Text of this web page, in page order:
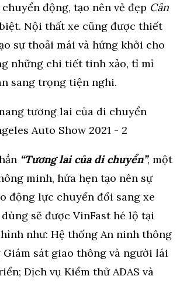
động, tạo nên vẻ đẹp Cân
Nội thất xe cũng được thiết
sự thoải mái và hứng khởi cho
những chi tiết tinh xảo, tỉ mỉ
sang trọng tiện nghi.
“Tương lai của di chuyển”, một
minh, hứa hẹn tạo nên sự
động lực chuyển đổi sang xe
sẽ được VinFast hé lộ tại
như: Hệ thống An ninh thông
sát giao thông và người lái
Dịch vụ Kiểm thử ADAS và